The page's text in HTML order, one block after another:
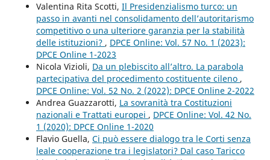
Valentina Rita Scotti, Il Presidenzialismo turco: un
passo in avanti nel consolidamento dell’autoritarismo
competitivo o una ulteriore garanzia per la stabilità
delle istituzioni? , DPCE Online: Vol. 57 No. 1 (2023):
DPCE Online 1-2023
Nicola Vizioli, Da un plebiscito all’altro. La parabola
partecipativa del procedimento costituente cileno ,
DPCE Online: Vol. 52 No. 2 (2022): DPCE Online 2-2022
Andrea Guazzarotti, La sovranità tra Costituzioni
nazionali e Trattati europei , DPCE Online: Vol. 42 No.
1 (2020): DPCE Online 1-2020
Flavio Guella, Ci può essere dialogo tra le Corti senza
leale cooperazione tra i legislatori? Dal caso Taricco